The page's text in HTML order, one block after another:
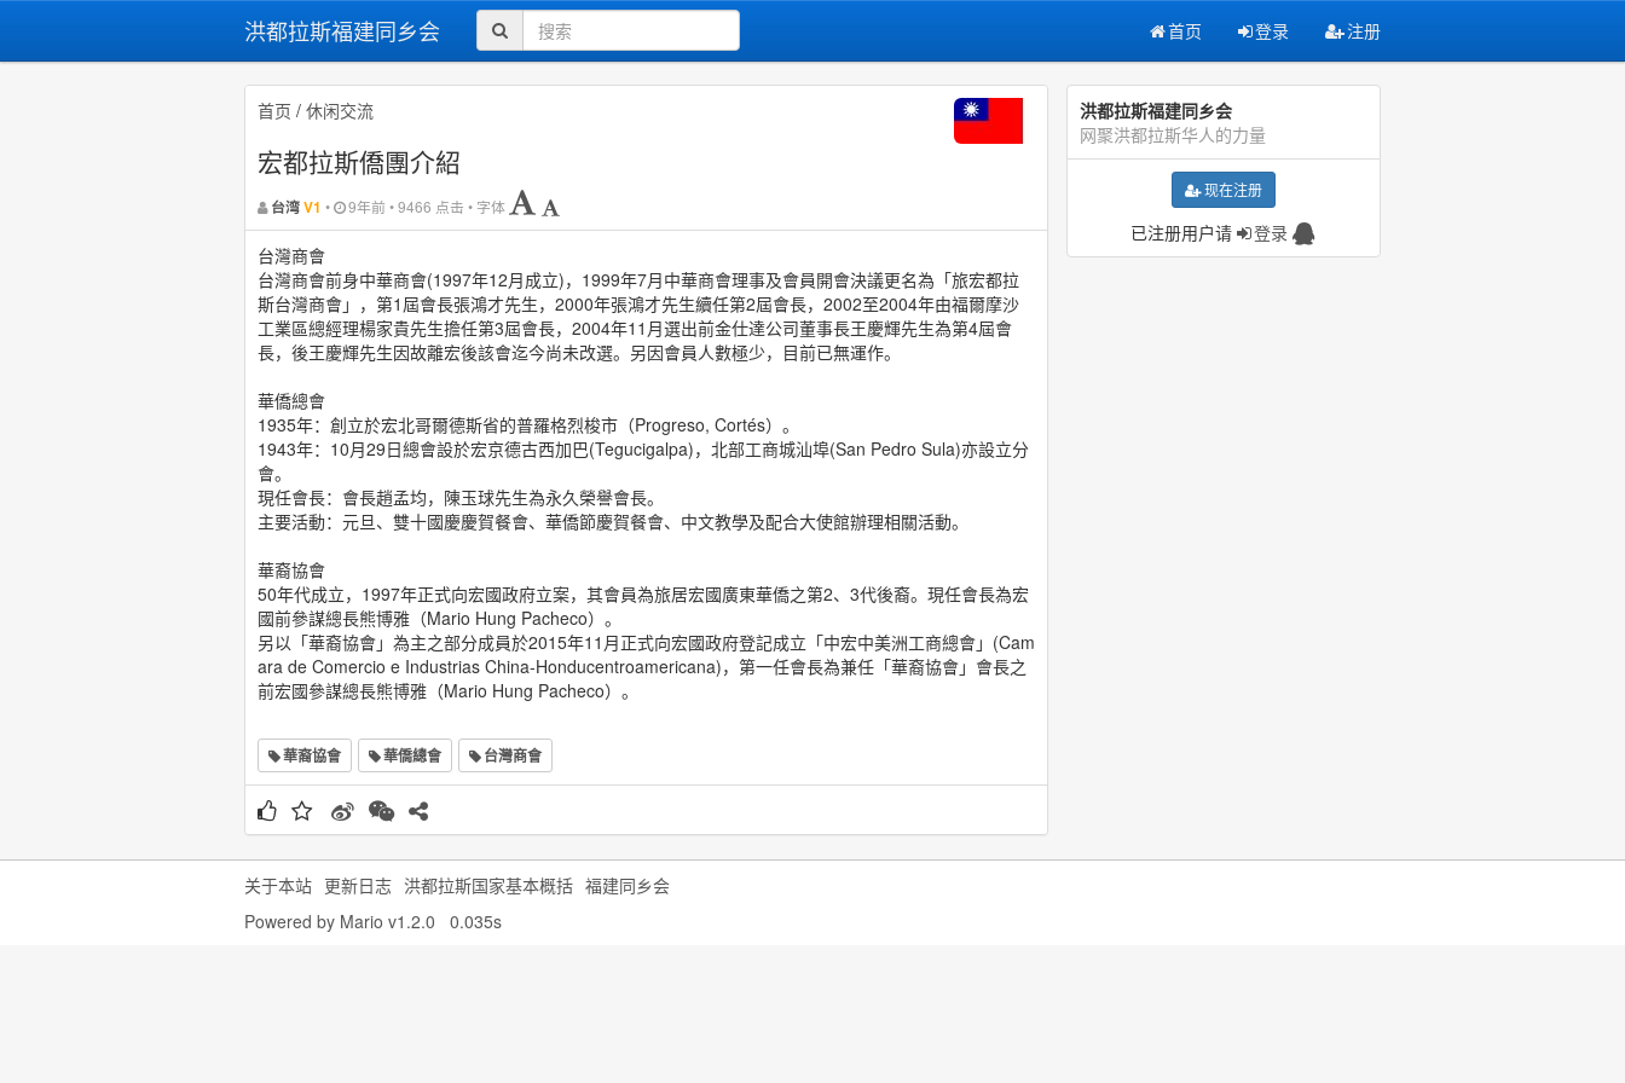
洪都拉斯福建同乡会 首页 登录 注册
首页 / 休闲交流
宏都拉斯僑團介紹
台湾V1 • 9年前 • 9466 点击 • 字体
台灣商會
台灣商會前身中華商會(1997年12月成立)，1999年7月中華商會理事及會員開會決議更名為「旅宏都拉
斯台灣商會」，第1屆會長張鴻才先生，2000年張鴻才先生續任第2屆會長，2002至2004年由福爾摩沙
工業區總經理楊家貴先生擔任第3屆會長，2004年11月選出前金仕達公司董事長王慶輝先生為第4屆會
長，後王慶輝先生因故離宏後該會迄今尚未改選。另因會員人數極少，目前已無運作。
華僑總會
1935年：創立於宏北哥爾德斯省的普羅格烈梭市（Progreso, Cortés）。
1943年：10月29日總會設於宏京德古西加巴(Tegucigalpa)，北部工商城汕埠(San Pedro Sula)亦設立分
會。
現任會長：會長趙孟均，陳玉球先生為永久榮譽會長。
主要活動：元旦、雙十國慶慶賀餐會、華僑節慶賀餐會、中文教學及配合大使館辦理相關活動。
華裔協會
50年代成立，1997年正式向宏國政府立案，其會員為旅居宏國廣東華僑之第2、3代後裔。現任會長為宏
國前參謀總長熊博雅（Mario Hung Pacheco）。
另以「華裔協會」為主之部分成員於2015年11月正式向宏國政府登記成立「中宏中美洲工商總會」(Cam
ara de Comercio e Industrias China-Honducentroamericana)，第一任會長為兼任「華裔協會」會長之
前宏國參謀總長熊博雅（Mario Hung Pacheco）。
華裔協會 華僑總會 台灣商會
洪都拉斯福建同乡会
网聚洪都拉斯华人的力量
现在注册
已注册用户请 登录
关于本站 更新日志 洪都拉斯国家基本概括 福建同乡会
Powered by Mario v1.2.0 0.035s